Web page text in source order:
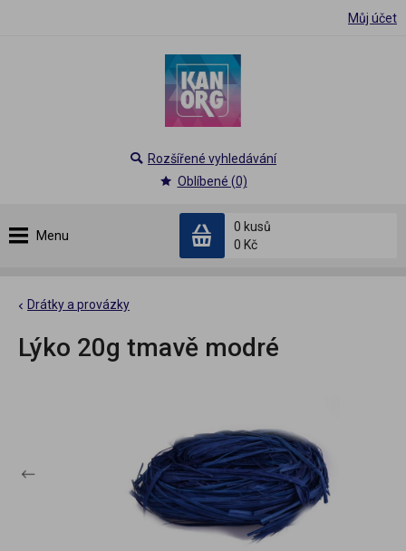
Můj účet
Menu
0 kusů
0 Kč
Rozšířené vyhledávání
Oblíbené (0)
Drátky a provázky
Lýko 20g tmavě modré